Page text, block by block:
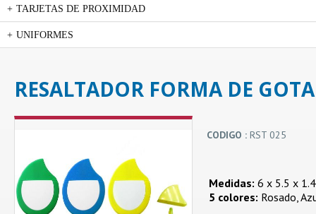
TARJETAS DE PROXIMIDAD
UNIFORMES
RESALTADOR FORMA DE GOTA
CODIGO : RST 025
Medidas: 6 x 5.5 x
5 colores: Rosado,